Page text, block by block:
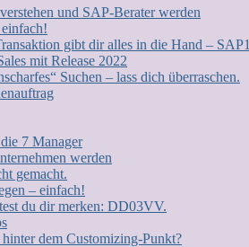
und SAP-Berater werden
gibt dir alles in die Hand – SAP1
mit Release 2022
Suchen – lass dich überraschen.
7 Manager
werden
gemacht.
– einfach!
du dir merken: DD03VV.
dem Customizing-Punkt?